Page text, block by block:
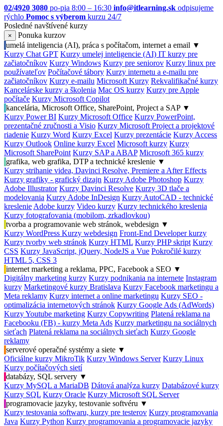
02/4920 3080 po-pia 8:00 – 16:30 info@itlearning.sk odpisujeme
rýchlo Pomoc s výberom kurzu 24/7
Posledné navštívené kurzy
×
Ponuka kurzov
umelá inteligencia (AI), práca s počítačom, internet a email ▼
Kurzy Chat GPT Kurzy umelej inteligencie (AI) IT kurzy pre
začiatočníkov Kurzy Windows Kurzy pre seniorov Kurzy linux pre
používateľov Počítačové tábory Kurzy internetu a e-mailu pre
začiatočníkov Kurzy e-mailu Microsoft Kurzy Rekvalifikačné kurzy
Kancelárske kurzy a školenia Mac OS kurzy Kurzy pre Apple
počítače Kurzy Microsoft Copilot
kancelária, Microsoft Office, SharePoint, Project a SAP ▼
Kurzy Power BI Kurzy Microsoft Office Kurzy PowerPoint,
prezentačné zručnosti a Visio Kurzy Microsoft Project a projektové
riadenie Kurzy Word Kurzy Excel Kurzy prezentácie Kurzy Access
Kurzy Outlook Online kurzy Excel Microsoft kurzy Kurzy
Microsoft SharePoint Kurzy SAP a ABAP Microsoft 365 kurzy
grafika, web grafika, DTP a technické kreslenie ▼
Kurzy strihanie videa, Davinci Resolve, Premiere a After Effects
Kurzy grafiky - grafický dizajn Kurzy Adobe Photoshop Kurzy
Adobe Illustrator Kurzy Davinci Resolve Kurzy 3D tlače a
modelovania Kurzy Adobe InDesign Kurzy AutoCAD - technické
kreslenie Adobe kurzy Video kurzy Kurzy technického kreslenia
Kurzy fotografovania (mobilom, zrkadlovkou)
tvorba a programovanie web stránok, webdesign ▼
Kurzy WordPress Kurzy webdesign Front-End Developer kurzy
Kurzy tvorby web stránok Kurzy HTML Kurzy PHP skript Kurzy
CSS Kurzy JavaScript, jQuery, NodeJS a Vue Pokročilé kurzy
HTML 5, CSS 3
internet marketing a reklama, PPC, Facebook a SEO ▼
Digitálny marketing kurzy Kurzy podnikania na internete Instagram
kurzy Marketingové kurzy Bratislava Kurzy Facebook marketingu a
Meta reklamy Kurzy internet a online marketingu Kurzy SEO -
optimalizácia internetových stránok Kurzy Google Ads (AdWords)
Kurzy Youtube marketing Kurzy Copywriting Platená reklama na
Facebooku (FB) - kurzy Meta Ads Kurzy marketingu na sociálnych
sieťach Platená reklama na sociálnych sieťach Kurzy Google
reklamy
serverové operačné systémy a siete ▼
Oficiálne kurzy MikroTik Kurzy Windows Server Kurzy Linux
Kurzy počítačových sietí
databázy, SQL servery ▼
Kurzy MySQL a MariaDB Dátová analýza kurzy Databázové kurzy
Kurzy SQL Kurzy Oracle Kurzy Microsoft SQL Server
programovacie jazyky, testovanie softvéru ▼
Kurzy testovania softwaru, kurzy pre testerov Kurzy programovania
Java Kurzy Python Kurzy programovania a programovacie jazyky